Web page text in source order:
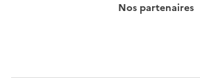
Nos partenaires